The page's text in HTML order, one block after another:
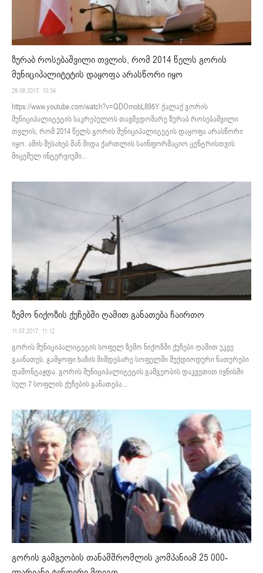
ზურაბ როსებაშვილი თვლის, რომ 2014 წელს გორის
მუნიციპალიტეტის დაყოფა არასწორი იყო
29.08.2017. 10:34
https://www.youtube.com/watch?v=QDOmobL895Y ქალაქ გორის
მუნიციპალიტეტის საკრებულოს თავმჯდომარე ზურაბ როსებაშვილი
თვლის, რომ 2014 წელს გორის მუნიციპალიტეტის დაყოფა არასწორი
იყო. ამის შესახებ მან შიდა ქართლის საინფორმაციო ცენტრისთვის
მიცემულ ინტერვიუში...
ზემო ნიქოზის ქუჩებში ღამით განათება ჩაირთო
11.07.2017. 11:12
გორის მუნიციპალიტეტის სოფელ ზემო ნიქოზში ქუჩები ღამით უკვე
გაანათეს. გამყოფი ხაზის მიმდებარე სოფელში შუქდიოდური ნათურები
დამონტაჟდა. გორის მუნიციპალიტეტის გამგეობის დაკვეთით ივნისში
სულ 7 სოფლის ქუჩების განათება...
გორის გამგეობის თანამშრომლის კომპანიამ 25 000-